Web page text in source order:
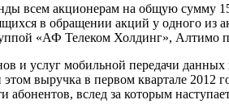
всем акционерам на общую сумму
в обращении акций у одного из
«АФ Телеком Холдинг», Алтимо
и услуг мобильной передачи
выручка в первом квартале 2012
абонентов, вслед за которым